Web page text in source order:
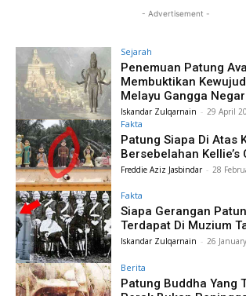
- Advertisement -
Sejarah
Penemuan Patung
Membuktikan
Melayu Gangga
Iskandar Zulqarnain - 29 April
Fakta
Patung Siapa Di Atas
Bersebelahan Kellie’s
Freddie Aziz Jasbindar - 28
Fakta
Siapa Gerangan
Terdapat Di Muzium
Iskandar Zulqarnain - 26
Berita
Patung Buddha Yang